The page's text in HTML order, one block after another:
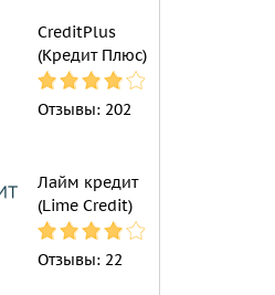
CreditPlus
(Кредит Плюс)
Отзывы: 202
Лайм кредит
(Lime Credit)
Отзывы: 22